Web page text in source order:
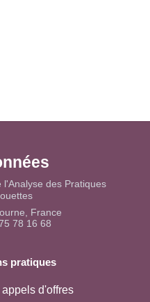
l'Analyse des Pratiques
France
78 16 68
pratiques
d'offres